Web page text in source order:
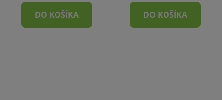
DO KOŠÍKA DO KOŠÍKA